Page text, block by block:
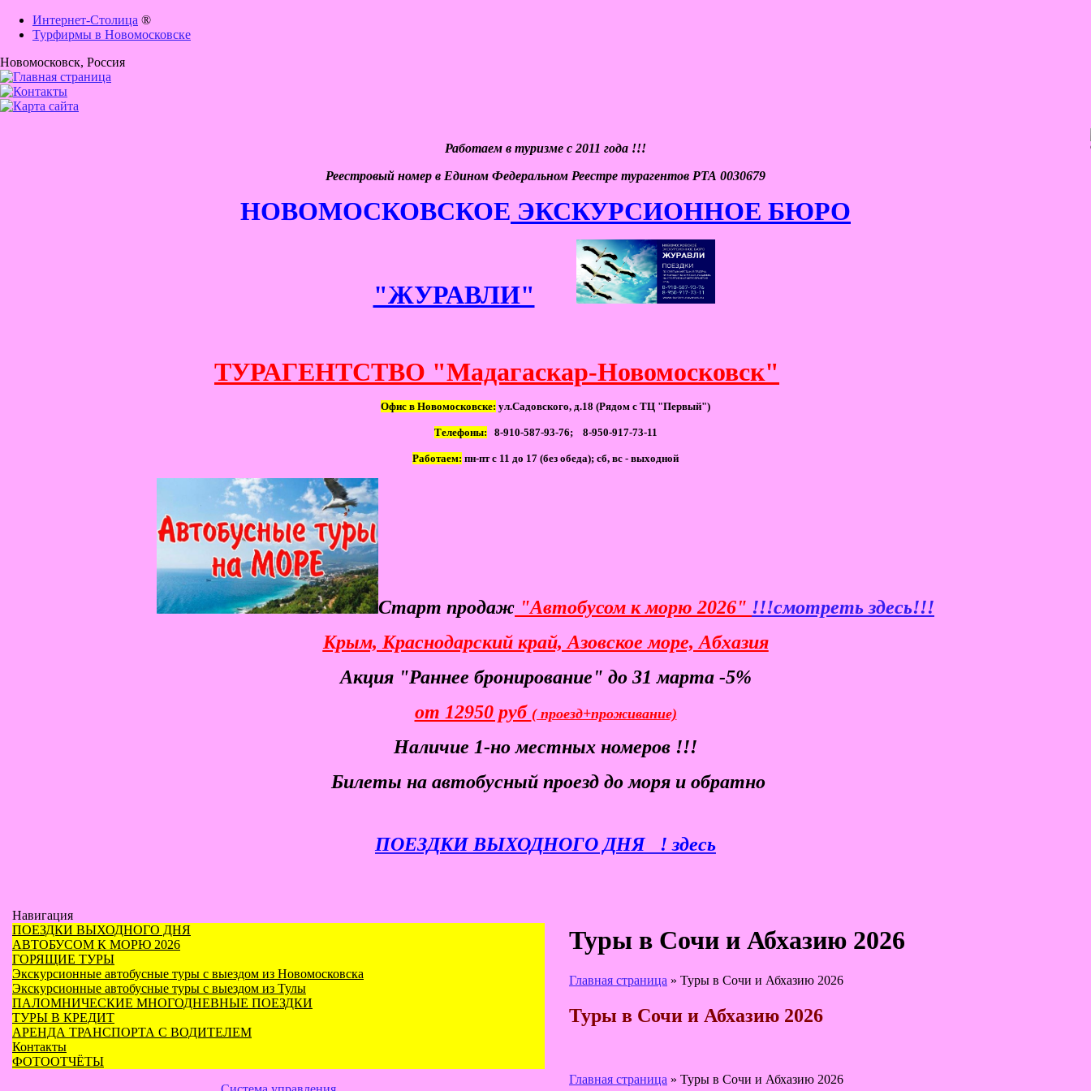
Интернет-Столица ®
Турфирмы в Новомосковске
Новомосковск, Россия
Работаем в туризме с 2011 года !!!
Реестровый номер в Едином Федеральном Реестре турагентов РТА 0030679
НОВОМОСКОВСКОЕ ЭКСКУРСИОННОЕ БЮРО
"ЖУРАВЛИ"
ТУРАГЕНТСТВО "Мадагаскар-Новомосковск"
Офис в Новомосковске: ул.Садовского, д.18 (Рядом с ТЦ "Первый")
Телефоны: 8-910-587-93-76; 8-950-917-73-11
Работаем: пн-пт с 11 до 17 (без обеда); сб, вс - выходной
Старт продаж "Автобусом к морю 2026" !!!смотреть здесь!!!
Крым, Краснодарский край, Азовское море, Абхазия
Акция "Раннее бронирование" до 31 марта -5%
от 12950 руб ( проезд+проживание)
Наличие 1-но местных номеров !!!
Билеты на автобусный проезд до моря и обратно
ПОЕЗДКИ ВЫХОДНОГО ДНЯ ! здесь
Навигация
ПОЕЗДКИ ВЫХОДНОГО ДНЯ
АВТОБУСОМ К МОРЮ 2026
ГОРЯЩИЕ ТУРЫ
Экскурсионные автобусные туры с выездом из Новомосковска
Экскурсионные автобусные туры с выездом из Тулы
ПАЛОМНИЧЕСКИЕ МНОГОДНЕВНЫЕ ПОЕЗДКИ
ТУРЫ В КРЕДИТ
АРЕНДА ТРАНСПОРТА С ВОДИТЕЛЕМ
Контакты
ФОТООТЧЁТЫ
Туры в Сочи и Абхазию 2026
Главная страница » Туры в Сочи и Абхазию 2026
Туры в Сочи и Абхазию 2026
Главная страница » Туры в Сочи и Абхазию 2026